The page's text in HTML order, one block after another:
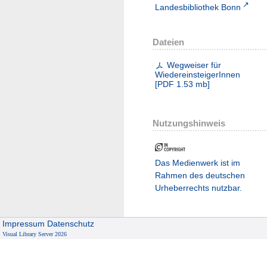
Landesbibliothek Bonn
Dateien
Wegweiser für
WiedereinsteigerInnen
[PDF 1.53 mb]
Nutzungshinweis
Das Medienwerk ist im
Rahmen des deutschen
Urheberrechts nutzbar.
Impressum Datenschutz
Visual Library Server 2026